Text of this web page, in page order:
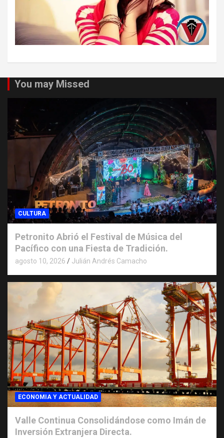
You may Missed
CULTURA
Petronito Abrió el Festival de Música del
Pacífico con una Fiesta de Tradición.
agosto 10, 2026 Julián Andrés Camacho
ECONOMIA Y ACTUALIDAD
Valle Continua Consolidándose como Imán de
Inversión Extranjera Directa.